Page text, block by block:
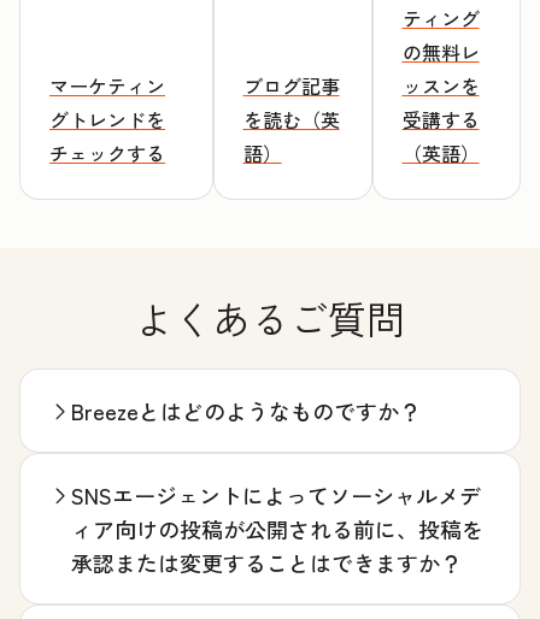
マーケティン
グトレンドを
チェックする
ブログ記事
を読む（英
語）
ティング
の無料レ
ッスンを
受講する
（英語）
よくあるご質問
Breezeとはどのようなものですか？
SNSエージェントによってソーシャルメデ
ィア向けの投稿が公開される前に、投稿を
承認または変更することはできますか？